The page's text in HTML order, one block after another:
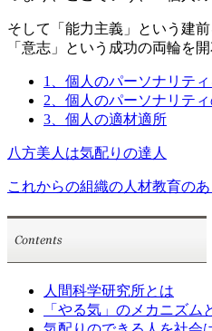
そして「能力主義」という建
「意志」という成功の両輪を
1、個人のパーソナリテ
2、個人のパーソナリテ
3、個人の適材適所
八方美人は気配りの達人
これからの組織の人材教育の
人間科学研究所とは
「やる気」のメカニズム